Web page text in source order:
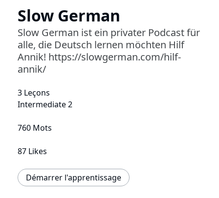
Slow German
Slow German ist ein privater Podcast für
alle, die Deutsch lernen möchten Hilf
Annik! https://slowgerman.com/hilf-
annik/
3 Leçons
Intermediate 2
760 Mots
87 Likes
Démarrer l'apprentissage